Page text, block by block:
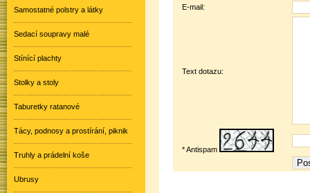
E-mail:
Text dotazu:
* Antispam
Samostatné polstry a látky
Sedací soupravy malé
Stínící plachty
Stolky a stoly
Taburetky ratanové
Tácy, podnosy a prostírání, piknik
Truhly a prádelní koše
Ubrusy